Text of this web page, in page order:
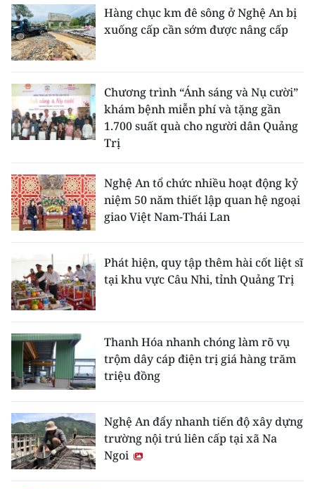
Hàng chục km đê sông ở Nghệ An bị
xuống cấp cần sớm được nâng cấp
Chương trình “Ánh sáng và Nụ cười”
khám bệnh miễn phí và tặng gần
1.700 suất quà cho người dân Quảng
Trị
Nghệ An tổ chức nhiều hoạt động kỷ
niệm 50 năm thiết lập quan hệ ngoại
giao Việt Nam-Thái Lan
Phát hiện, quy tập thêm hài cốt liệt sĩ
tại khu vực Câu Nhi, tỉnh Quảng Trị
Thanh Hóa nhanh chóng làm rõ vụ
trộm dây cáp điện trị giá hàng trăm
triệu đồng
Nghệ An đẩy nhanh tiến độ xây dựng
trường nội trú liên cấp tại xã Na
Ngoi